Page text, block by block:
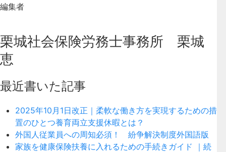
編集者
栗城社会保険労務士事務所 栗城
恵
最近書いた記事
2025年10月1日改正｜柔軟な働き方を実現するための措
置のひとつ養育両立支援休暇とは？
外国人従業員への周知必須！ 紛争解決制度外国語版
家族を健康保険扶養に入れるための手続きガイド ｜続